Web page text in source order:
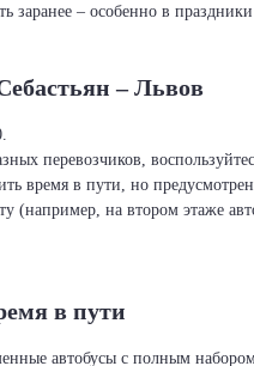
заранее – особенно в
– Львов
перевозчиков,
время в пути, но
(например, на втором этаже
в пути
автобусы с полным